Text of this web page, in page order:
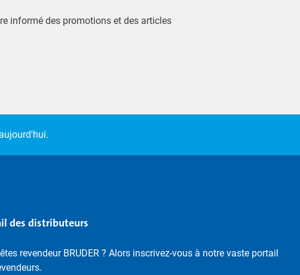
informé des promotions et des articles
des distributeurs
revendeur BRUDER ? Alors inscrivez-vous à notre vaste portail